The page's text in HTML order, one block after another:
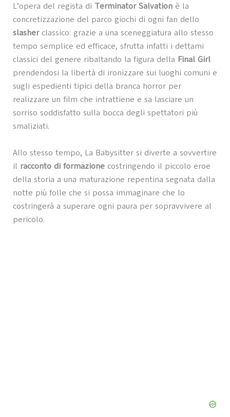
L’opera del regista di Terminator Salvationè la
concretizzazione del parco giochi di ogni fan dello
slasherclassico: grazie a una sceneggiatura allo stesso
tempo semplice ed efficace, sfrutta infatti i dettami
classici del genere ribaltando la figura della Final Girl
prendendosi la libertà di ironizzare sui luoghi comuni e
sugli espedienti tipici della branca horror per
realizzare un film che intrattiene e sa lasciare un
sorriso soddisfatto sulla bocca degli spettatori più
smaliziati.
Allo stesso tempo, La Babysitter si diverte a sovvertire
il racconto di formazionecostringendo il piccolo eroe
della storia a una maturazione repentina segnata dalla
notte più folle che si possa immaginare che lo
costringerà a superare ogni paura per sopravvivere al
pericolo.